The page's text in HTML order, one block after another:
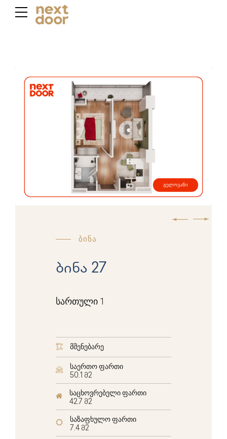
ბინა
ბინა 27
სართული 1
მშენებარე
საერთო ფართი
50.1 მ2
საცხოვრებელი ფართი
42.7 მ2
საზაფხულო ფართი
7.4 მ2